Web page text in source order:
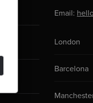
Email:
London
Barcelona